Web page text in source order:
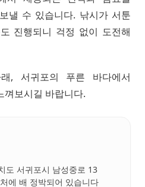
낼 수 있습니다. 낚시가 서툰
진행되니 걱정 없이 도전해
, 서귀포의 푸른 바다에서
껴보시길 바랍니다.
도 서귀포시 남성중로 13
에 배 정박되어 있습니다